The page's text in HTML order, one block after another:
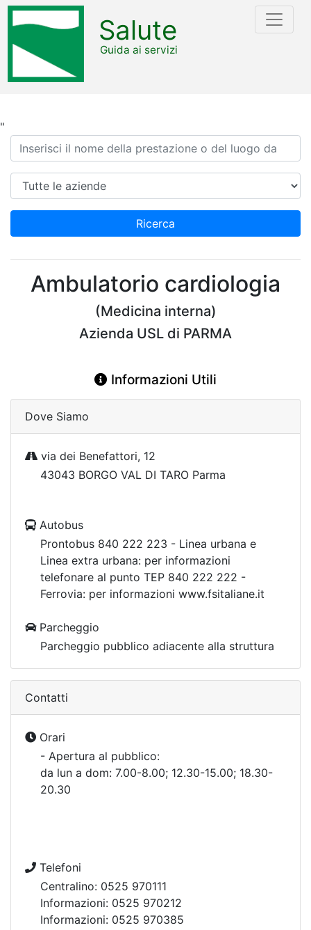
"
Salute
Guida ai servizi
Ricerca
Azienda
Ricerca
Ambulatorio cardiologia
(Medicina interna)
Azienda USL di PARMA
Informazioni Utili
Dove Siamo
via dei Benefattori, 12
43043 BORGO VAL DI TARO Parma
Autobus
Prontobus 840 222 223 - Linea urbana e
Linea extra urbana: per informazioni
telefonare al punto TEP 840 222 222 -
Ferrovia: per informazioni www.fsitaliane.it
Parcheggio
Parcheggio pubblico adiacente alla struttura
Contatti
Orari
- Apertura al pubblico:
da lun a dom: 7.00-8.00; 12.30-15.00; 18.30-
20.30
Telefoni
Centralino: 0525 970111
Informazioni: 0525 970212
Informazioni: 0525 970385